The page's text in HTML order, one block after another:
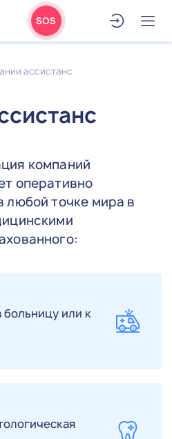
SOS
ассистанс
компаний
оперативно
любой точке мира в
больницу или к